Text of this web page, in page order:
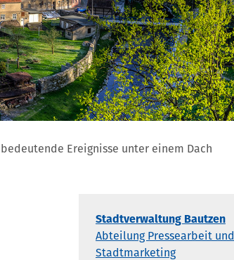
Ereignisse unter einem Dach
Stadtverwaltung Bautzen
Abteilung Pressearbeit und
Stadtmarketing